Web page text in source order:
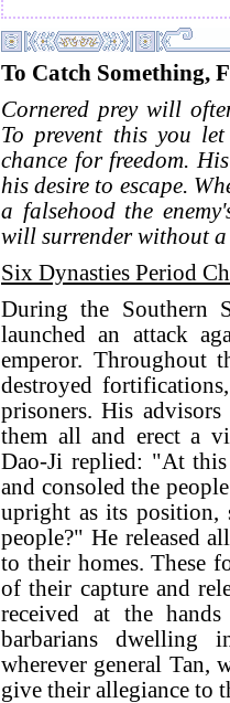
To Catch Something,
Cornered prey will
To prevent this you
chance for freedom.
his desire to escape.
a falsehood the
will surrender without
Six Dynasties Period
During the Southern
launched an attack
emperor. Throughout
destroyed
prisoners. His advisors
them all and erect a
Dao-Ji replied: "At
and consoled the
upright as its position,
people?" He released
to their homes. These
of their capture and
received at the
barbarians dwelling
wherever general Tan,
give their allegiance to